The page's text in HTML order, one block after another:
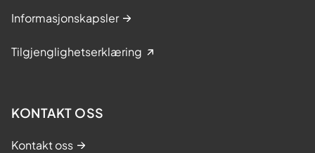
Informasjonskapsler
Tilgjenglighetserklæring
KONTAKT OSS
Kontakt oss